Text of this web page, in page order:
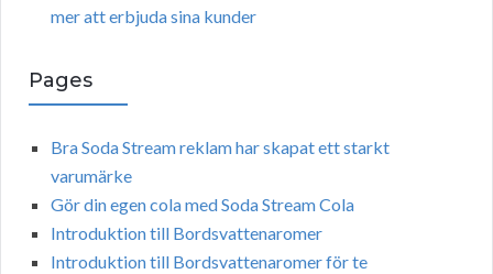
mer att erbjuda sina kunder
Pages
Bra Soda Stream reklam har skapat ett starkt
varumärke
Gör din egen cola med Soda Stream Cola
Introduktion till Bordsvattenaromer
Introduktion till Bordsvattenaromer för te